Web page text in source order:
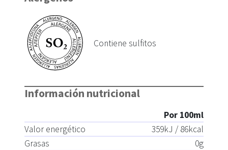
Contiene sulfitos
Información nutricional
Por 100ml
Valor energético
359kJ / 86kcal
Grasas
0g